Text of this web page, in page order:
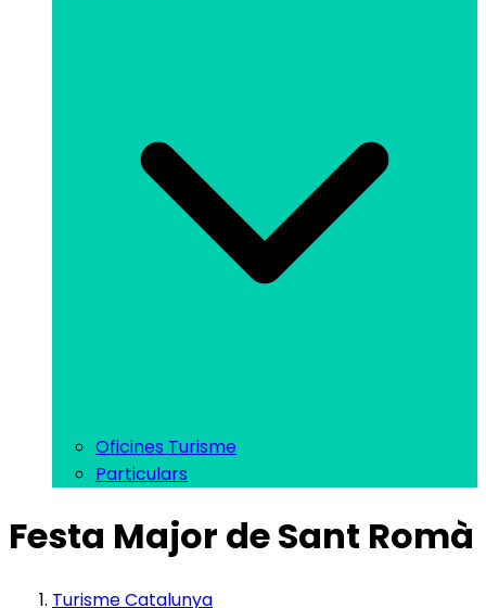
Oficines Turisme
Particulars
Festa Major de Sant Romà
Turisme Catalunya